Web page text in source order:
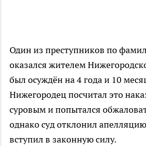
Один из преступников по
оказался жителем
был осуждён на 4 года и 10
Нижегородец посчитал это
суровым и попытался
однако суд отклонил
вступил в законную силу.